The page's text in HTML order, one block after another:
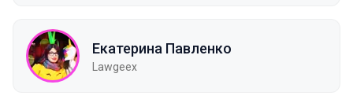
Екатерина Павленко
Lawgeex